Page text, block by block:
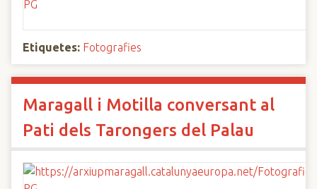
Etiquetes: Fotografies
Maragall i Motilla conversant al
Pati dels Tarongers del Palau